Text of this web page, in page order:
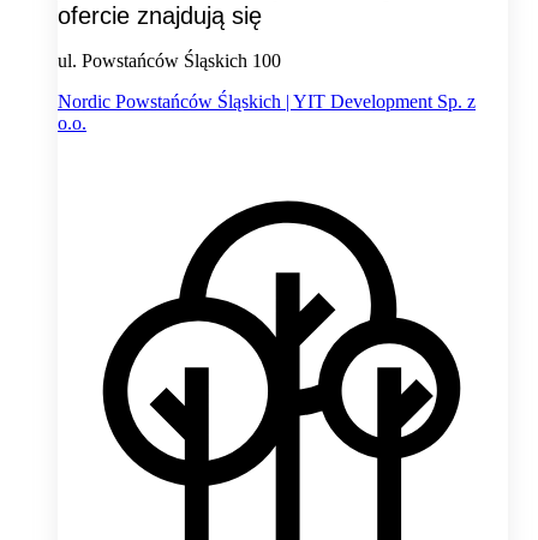
ofercie znajdują się
ul. Powstańców Śląskich 100
Nordic Powstańców Śląskich | YIT Development Sp. z
o.o.